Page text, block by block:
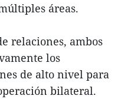
áreas.
relaciones, ambos
los
de alto nivel para
bilateral.